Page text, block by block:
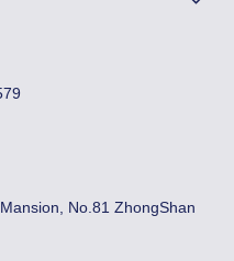
No.81 ZhongShan